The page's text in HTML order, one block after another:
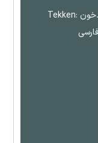
انیمیشن سریالی تیکن ردخون Tekken: